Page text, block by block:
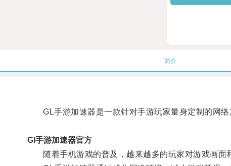
简介
GL手游加速器是一款针对手游玩家量身定制的网络
Gl手游加速器官方
随着手机游戏的普及，越来越多的玩家对游戏画面